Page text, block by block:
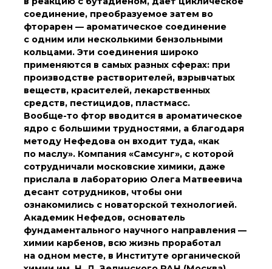
Мероприятия
Конференции
Журналы
Национальные
проекты России
Разработки
Крупный научный
проект
по приоритетным
направлениям НТР РФ
Аспирантура
Защита диссертаций
Набор студентов
Рекомендации ВАК
о типовых нарушениях
Новости института
соединение, преобразуемое затем во
фторарен — ароматическое соединение
с одним или несколькими бензольными
кольцами. Эти соединения широко
применяются в самых разных сферах: при
производстве растворителей, взрывчатых
веществ, красителей, лекарственных
средств, пестицидов, пластмасс.
Вообще-то фтор вводится в ароматическое
ядро с большими трудностями, а благодаря
методу Нефедова он входит туда, «как
по маслу». Компания «Самсунг», с которой
сотрудничали московские химики, даже
прислала в лабораторию Олега Матвеевича
десант сотрудников, чтобы они
ознакомились с новаторской технологией.
Академик Нефедов, основатель
фундаментального научного направления —
химии карбенов, всю жизнь проработал
на одном месте, в Институте органической